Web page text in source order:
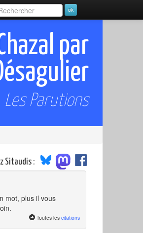
par
Les Parutions
Sitaudis :
mot, plus il vous
Toutes les citations